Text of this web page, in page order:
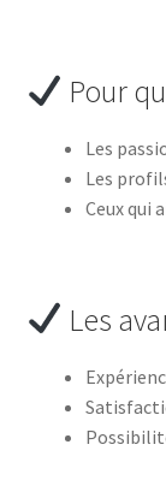
Pour
Les
Les
Ceux qui
Les